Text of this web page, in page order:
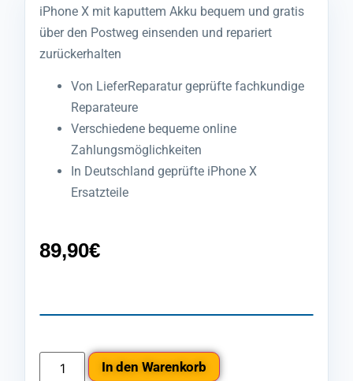
iPhone X mit kaputtem Akku bequem und gratis
über den Postweg einsenden und repariert
zurückerhalten
Von LieferReparatur geprüfte fachkundige
Reparateure
Verschiedene bequeme online
Zahlungsmöglichkeiten
In Deutschland geprüfte iPhone X
Ersatzteile
89,90€
In den Warenkorb